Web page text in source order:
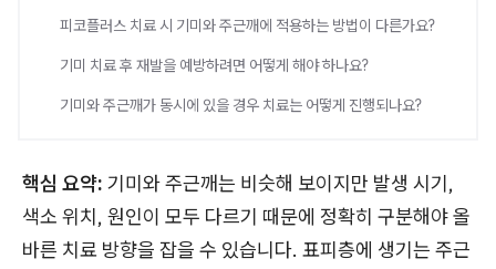
피코플러스 치료 시 기미와 주근깨에 적용하는 방법이 다른가요?
기미 치료 후 재발을 예방하려면 어떻게 해야 하나요?
기미와 주근깨가 동시에 있을 경우 치료는 어떻게 진행되나요?
핵심 요약: 기미와 주근깨는 비슷해 보이지만 발생 시기,
색소 위치, 원인이 모두 다르기 때문에 정확히 구분해야 올
바른 치료 방향을 잡을 수 있습니다. 표피층에 생기는 주근